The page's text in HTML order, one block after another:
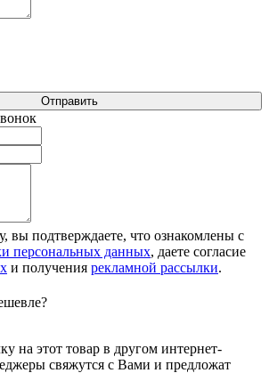
Отправить
вы подтверждаете, что ознакомлены с
персональных данных, даете согласие
и получения рекламной рассылки.
на этот товар в другом интернет-
свяжутся с Вами и предложат